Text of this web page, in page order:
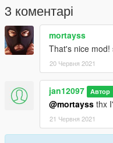
3 коментарі
mortayss
That's nice mod!
20 Червня 2021
jan12097 Автор
@mortayss thx
21 Червня 2021